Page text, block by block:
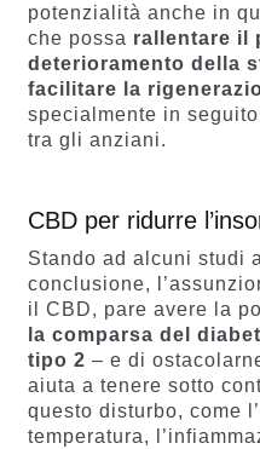
potenzialità anche in
che possa rallentare il
deterioramento della
facilitare la
specialmente in
tra gli anziani.
CBD per ridurre
Stando ad alcuni studi
conclusione,
il CBD, pare avere la
la comparsa del
tipo 2 – e di
aiuta a tenere sotto
questo disturbo, come
temperatura,